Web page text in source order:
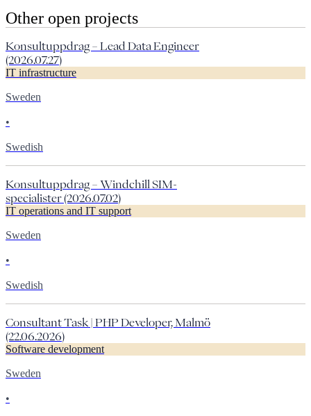
Other open projects
Konsultuppdrag – Lead Data Engineer
(2026.07.27)
IT infrastructure
Sweden
•
Swedish
Konsultuppdrag – Windchill SIM-
specialister (2026.07.02)
IT operations and IT support
Sweden
•
Swedish
Consultant Task | PHP Developer, Malmö
(22.06.2026)
Software development
Sweden
•